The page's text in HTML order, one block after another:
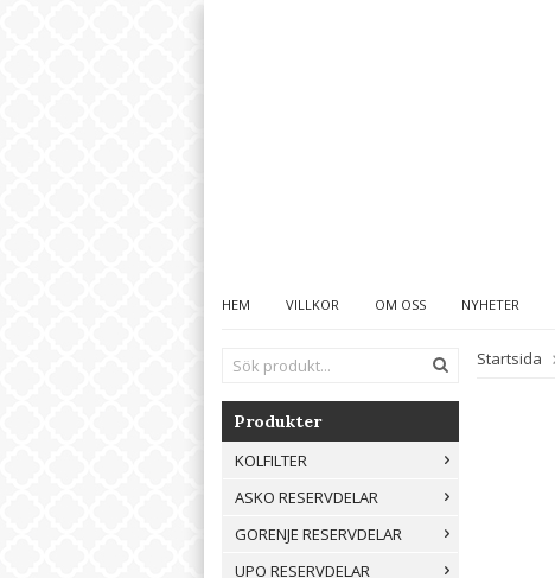
HEM VILLKOR OM OSS NYHETER
Produkter
KOLFILTER
ASKO RESERVDELAR
GORENJE RESERVDELAR
UPO RESERVDELAR
Startsida